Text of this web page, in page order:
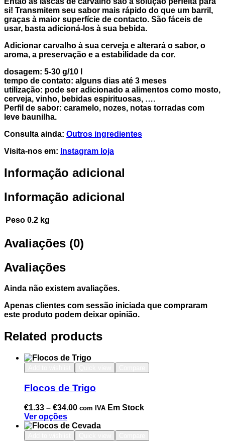
si! Transmitem seu sabor mais rápido do que um barril,
graças à maior superfície de contacto. São fáceis de
usar, basta adicioná-los à sua bebida.
Adicionar carvalho à sua cerveja e alterará o sabor, o
aroma, a preservação e a estabilidade da cor.
dosagem: 5-30 g/10 l
tempo de contato: alguns dias até 3 meses
utilização: pode ser adicionado a alimentos como mosto,
cerveja, vinho, bebidas espirituosas, ….
Perfil de sabor: caramelo, nozes, notas torradas com
leve baunilha.
Consulta ainda: Outros ingredientes
Visita-nos em: Instagram loja
Informação adicional
Informação adicional
Peso 0.2 kg
Avaliações (0)
Avaliações
Ainda não existem avaliações.
Apenas clientes com sessão iniciada que compraram
este produto podem deixar opinião.
Related products
Flocos de Trigo
€1.33 – €34.00 com IVA Em Stock
Ver opções